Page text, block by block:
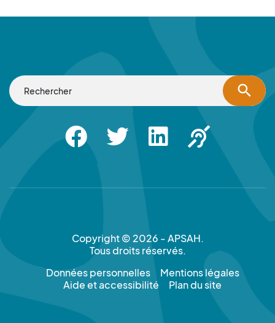
search
FacebookTwitter LinkedinApsah Sourd
Copyright © 2026 - APSAH.
Tous droits réservés.
Données personnelles
Mentions légales
Aide et accessibilité
Plan du site